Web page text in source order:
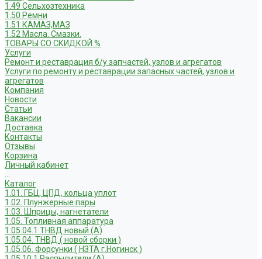
1.49 Сельхозтехника
1.50 Ремни
1.51 КАМАЗ,МАЗ
1.52 Масла. Смазки.
ТОВАРЫ СО СКИДКОЙ %
Услуги
Ремонт и реставрация б/у запчастей, узлов и агрегатов
Услуги по ремонту и реставрации запасных частей, узлов и
агрегатов
Компания
Новости
Статьи
Вакансии
Доставка
Контакты
Отзывы
Корзина
Личный кабинет
Каталог
1.01. ГБЦ, ЦПД, кольца уплот
1.02. Плунжерные пары
1.03. Шприцы, нагнетатели
1.05. Топливная аппаратура
1.05.04.1 ТНВД новый (А)
1.05.04. ТНВД ( новой сборки )
1.05.06. Форсунки ( НЗТА г.Ногинск )